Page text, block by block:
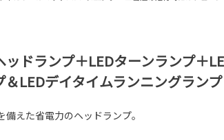
ッドランプ＋LEDターンランプ＋
＆LEDデイタイムランニングランプ
えた省電力のヘッドランプ。